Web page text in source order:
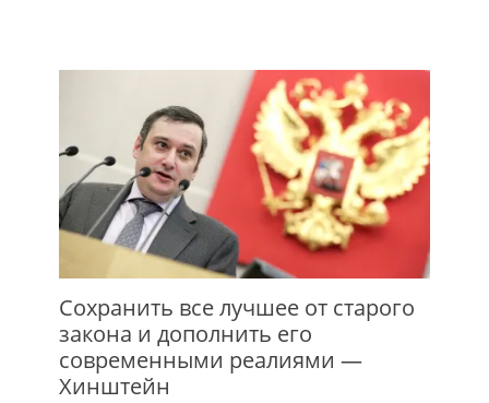
Сохранить все лучшее от старого
закона и дополнить его
современными реалиями —
Хинштейн